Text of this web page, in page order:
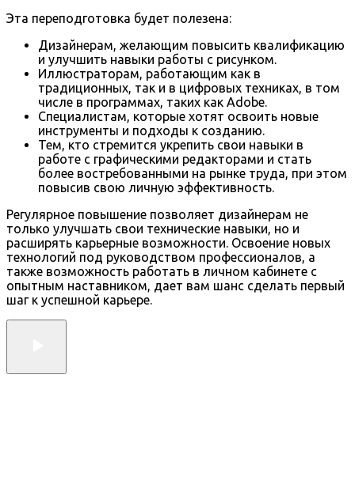
Эта переподготовка будет полезена:
Дизайнерам, желающим повысить квалификацию
и улучшить навыки работы с рисунком.
Иллюстраторам, работающим как в
традиционных, так и в цифровых техниках, в том
числе в программах, таких как Adobe.
Специалистам, которые хотят освоить новые
инструменты и подходы к созданию.
Тем, кто стремится укрепить свои навыки в
работе с графическими редакторами и стать
более востребованными на рынке труда, при этом
повысив свою личную эффективность.
Регулярное повышение позволяет дизайнерам не
только улучшать свои технические навыки, но и
расширять карьерные возможности. Освоение новых
технологий под руководством профессионалов, а
также возможность работать в личном кабинете с
опытным наставником, дает вам шанс сделать первый
шаг к успешной карьере.